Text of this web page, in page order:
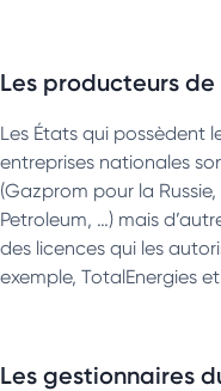
Les producteurs
Les États qui possèdent
entreprises nationales
(Gazprom pour la
Petroleum, …) mais
des licences qui les
exemple, TotalEnergies
Les gestionnaires